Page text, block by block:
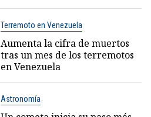
Terremoto en Venezuela
Aumenta la cifra de muertos
tras un mes de los terremotos
en Venezuela
Astronomía